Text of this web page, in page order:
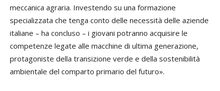
meccanica agraria. Investendo su una formazione
specializzata che tenga conto delle necessità delle aziende
italiane – ha concluso – i giovani potranno acquisire le
competenze legate alle macchine di ultima generazione,
protagoniste della transizione verde e della sostenibilità
ambientale del comparto primario del futuro».